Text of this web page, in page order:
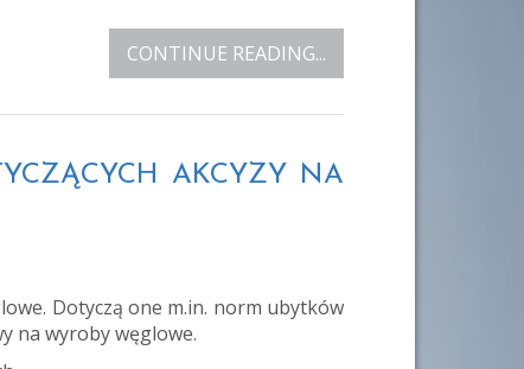
CONTINUE READING...
AKCYZY NA
Dotyczą one m.in. norm ubytków
na wyroby węglowe.